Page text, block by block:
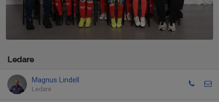
Ledare
Magnus Lindell
Ledare